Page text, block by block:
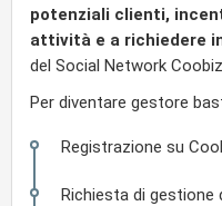
potenziali clienti,
attività e a richiedere
del Social Network
Per diventare gestore
Registrazione su
Richiesta di gestione